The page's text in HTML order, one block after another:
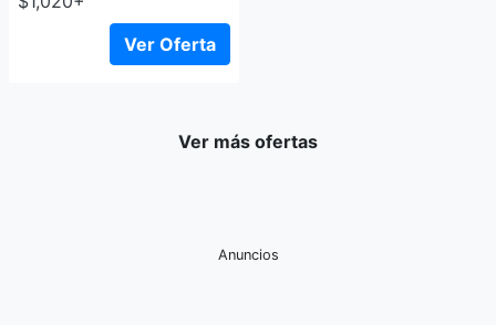
Ver Oferta
Ver más ofertas
Anuncios